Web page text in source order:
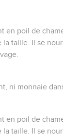
en poil de
taille. Il se
ni monnaie
en poil de
taille. Il se